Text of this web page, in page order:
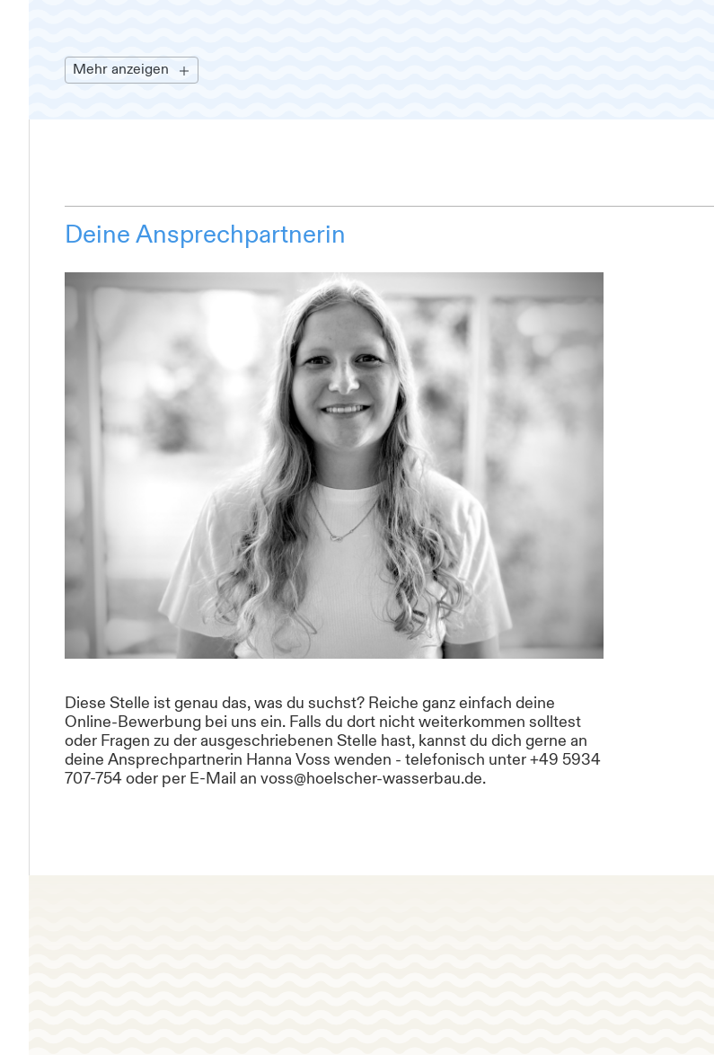
Mehr anzeigen
Deine Ansprechpartnerin
Diese Stelle ist genau das, was du suchst? Reiche ganz einfach deine
Online-Bewerbung bei uns ein. Falls du dort nicht weiterkommen solltest
oder Fragen zu der ausgeschriebenen Stelle hast, kannst du dich gerne an
deine Ansprechpartnerin Hanna Voss wenden - telefonisch unter +49 5934
707-754 oder per E-Mail an voss@hoelscher-wasserbau.de.